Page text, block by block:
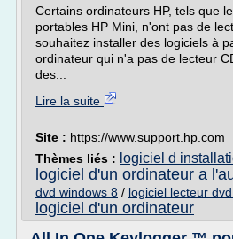
Certains ordinateurs HP, tels que
portables HP Mini, n'ont pas de
souhaitez installer des logiciels à
ordinateur qui n'a pas de lecteur
des...
Lire la suite
Site : https://www.support.hp.com
Thèmes liés : logiciel d
logiciel d'un ordinateur a
dvd windows 8 / logiciel lecteur
logiciel d'un ordinateur